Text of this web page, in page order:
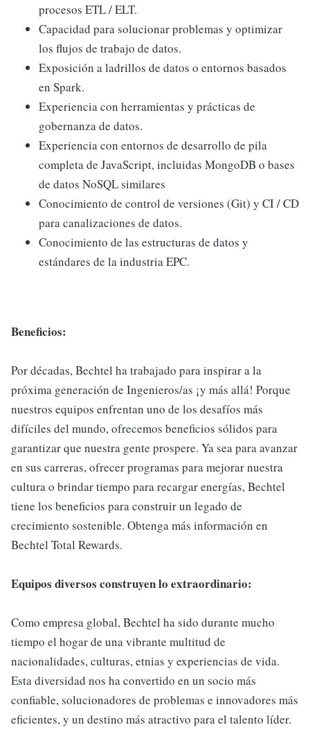
procesos ETL / ELT.
Capacidad para solucionar problemas y optimizar
los flujos de trabajo de datos.
Exposición a ladrillos de datos o entornos basados
en Spark.
Experiencia con herramientas y prácticas de
gobernanza de datos.
Experiencia con entornos de desarrollo de pila
completa de JavaScript, incluidas MongoDB o bases
de datos NoSQL similares
Conocimiento de control de versiones (Git) y CI / CD
para canalizaciones de datos.
Conocimiento de las estructuras de datos y
estándares de la industria EPC.
Beneficios:
Por décadas, Bechtel ha trabajado para inspirar a la
próxima generación de Ingenieros/as ¡y más allá! Porque
nuestros equipos enfrentan uno de los desafíos más
difíciles del mundo, ofrecemos beneficios sólidos para
garantizar que nuestra gente prospere. Ya sea para avanzar
en sus carreras, ofrecer programas para mejorar nuestra
cultura o brindar tiempo para recargar energías, Bechtel
tiene los beneficios para construir un legado de
crecimiento sostenible. Obtenga más información en
Bechtel Total Rewards.
Equipos diversos construyen lo extraordinario:
Como empresa global, Bechtel ha sido durante mucho
tiempo el hogar de una vibrante multitud de
nacionalidades, culturas, etnias y experiencias de vida.
Esta diversidad nos ha convertido en un socio más
confiable, solucionadores de problemas e innovadores más
eficientes, y un destino más atractivo para el talento líder.